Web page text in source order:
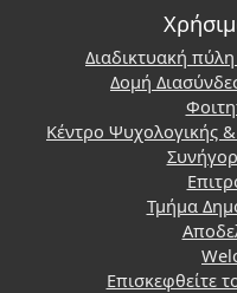
Διαδικτυακή
Δομή
Κέντρο Ψυχολογικής
Τμήμα
Επισκεφθείτε